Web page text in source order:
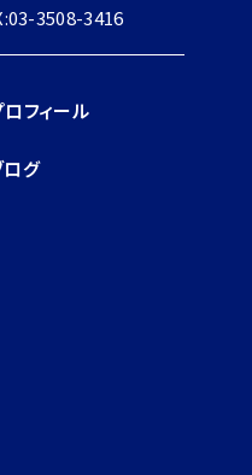
3508-3416
ロフィール
ログ